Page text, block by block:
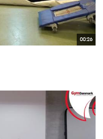
00:26